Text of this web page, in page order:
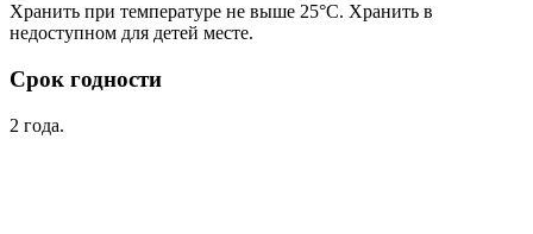
Хранить при температуре не выше 25°С. Хранить в
недоступном для детей месте.
Срок годности
2 года.